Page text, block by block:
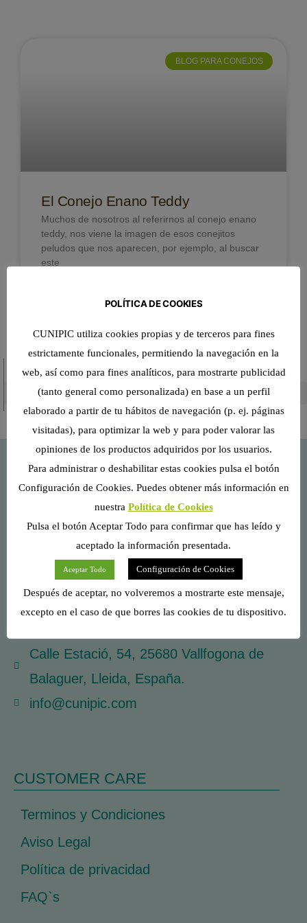
BLOG PARA CONEJOS
El Conejo Enano Teddy
Muchos de nosotros al referirnos al conejo enano
teddy, nos viene la imagen de esos conejitos
peludos que nos aparecen, por ejemplo, al buscar
este
CATEGORÍAS
Recomendado por veterinarios
CONTACTO
Calle Estació, 54, 25680 Vallfogona de
Balaguer, Lleida, España.
info@cunipic.com
CUSTOMER CARE
Terminos y Condiciones
Aviso Legal
Política de privacidad
FAQ`s
POLÍTICA DE COOKIES
CUNIPIC utiliza cookies propias y de terceros para fines
estrictamente funcionales, permitiendo la navegación en la
web, así como para fines analíticos, para mostrarte publicidad
(tanto general como personalizada) en base a un perfil
elaborado a partir de tu hábitos de navegación (p. ej. páginas
visitadas), para optimizar la web y para poder valorar las
opiniones de los productos adquiridos por los usuarios.
Para administrar o deshabilitar estas cookies pulsa el botón
Configuración de Cookies. Puedes obtener más información en
nuestra Política de Cookies
Pulsa el botón Aceptar Todo para confirmar que has leído y
aceptado la información presentada.
Aceptar Todo Configuración de Cookies
Después de aceptar, no volveremos a mostrarte este mensaje,
excepto en el caso de que borres las cookies de tu dispositivo.